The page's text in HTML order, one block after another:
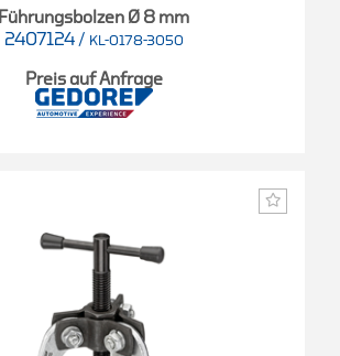
Führungsbolzen Ø 8 mm
2407124 / KL-0178-3050
Preis auf Anfrage